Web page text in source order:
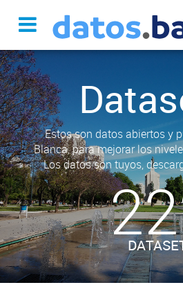
Estos son datos abiertos y
Blanca, para mejorar los
Los datos son tuyos,